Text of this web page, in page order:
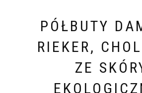
PÓŁBUTY
RIEKER,
ZE